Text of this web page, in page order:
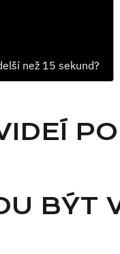
než 15 sekund?
BÝT